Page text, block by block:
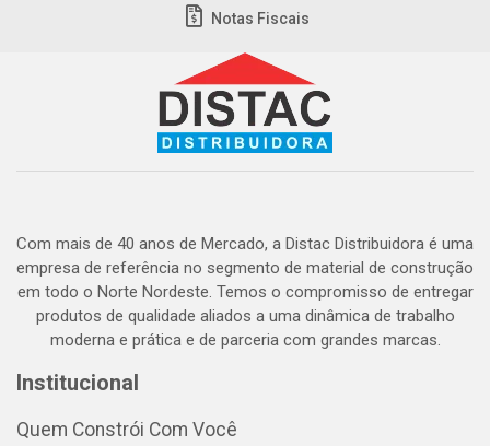
Notas Fiscais
Com mais de 40 anos de Mercado, a Distac Distribuidora é uma
empresa de referência no segmento de material de construção
em todo o Norte Nordeste. Temos o compromisso de entregar
produtos de qualidade aliados a uma dinâmica de trabalho
moderna e prática e de parceria com grandes marcas.
Institucional
Quem Constrói Com Você